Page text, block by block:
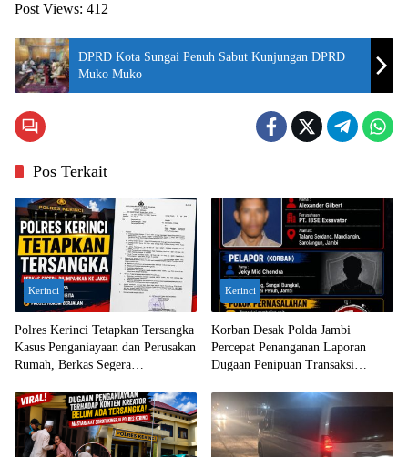
Post Views: 412
DPRD Kota Sungai Penuh Sabut Kunjungan DPRD
Muko Muko
Pos Terkait
Kerinci
Polres Kerinci Tetapkan Tersangka
Kasus Penganiayaan dan Perusakan
Rumah, Berkas Segera
Kerinci
Korban Desak Polda Jambi
Percepat Penanganan Laporan
Dugaan Penipuan Transaksi